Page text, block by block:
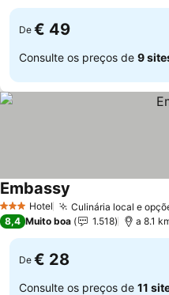
De € 49
Consulte os preços de 9
3 EstrelasHotel Culinária local e
Embassy
8,4 Muito boa 1.518 a 8.1
De € 28
Consulte os preços de 11